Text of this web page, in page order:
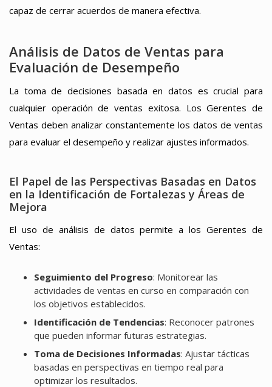
capaz de cerrar acuerdos de manera efectiva.
Análisis de Datos de Ventas para
Evaluación de Desempeño
La toma de decisiones basada en datos es crucial para
cualquier operación de ventas exitosa. Los Gerentes de
Ventas deben analizar constantemente los datos de ventas
para evaluar el desempeño y realizar ajustes informados.
El Papel de las Perspectivas Basadas en Datos
en la Identificación de Fortalezas y Áreas de
Mejora
El uso de análisis de datos permite a los Gerentes de
Ventas:
Seguimiento del Progreso: Monitorear las
actividades de ventas en curso en comparación con
los objetivos establecidos.
Identificación de Tendencias: Reconocer patrones
que pueden informar futuras estrategias.
Toma de Decisiones Informadas: Ajustar tácticas
basadas en perspectivas en tiempo real para
optimizar los resultados.